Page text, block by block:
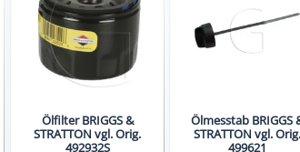
Ölfilter BRIGGS &
STRATTON vgl. Orig.
492932S
Ölmesstab BRIGGS
STRATTON vgl. Orig.
499621